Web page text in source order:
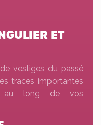
ET
vestiges du passé
traces importantes
au long de vos